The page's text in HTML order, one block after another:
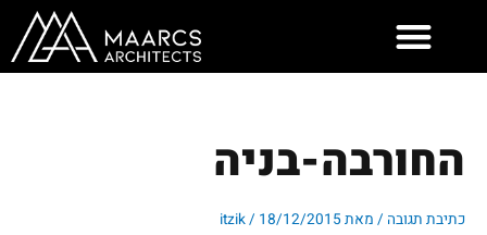
החורבה-בניה
כתיבת תגובה / מאת itzik/ 18/12/2015